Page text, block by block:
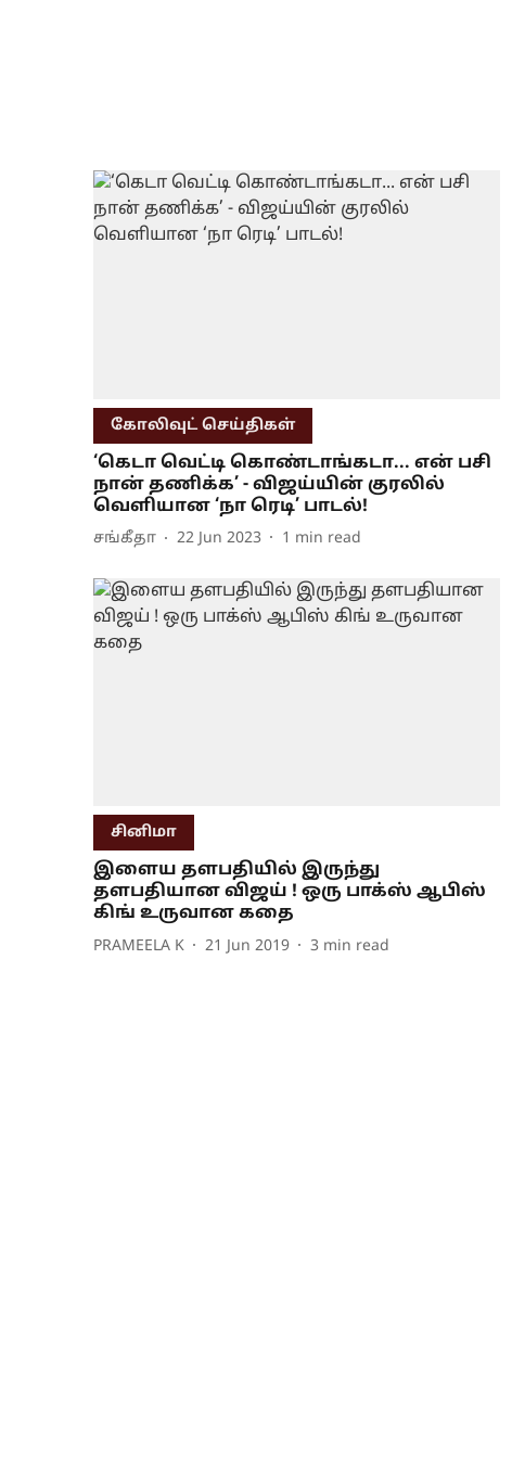
கோலிவுட் செய்திகள்
‘கெடா வெட்டி கொண்டாங்கடா... என் பசி
நான் தணிக்க’ - விஜய்யின் குரலில்
வெளியான ‘நா ரெடி’ பாடல்!
சங்கீதா 22 Jun 2023 1 min read
சினிமா
இளைய தளபதியில் இருந்து
தளபதியான விஜய் ! ஒரு பாக்ஸ் ஆபிஸ்
கிங் உருவான கதை
PRAMEELA K 21 Jun 2019 3 min read